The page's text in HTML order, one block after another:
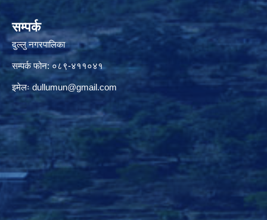
सम्पर्क
दुल्लु नगरपालिका
सम्पर्क फोन: ०८९-४११०४१
इमेलःdullumun@gmail.com